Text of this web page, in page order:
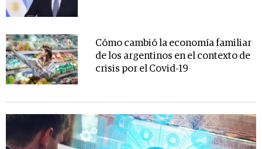
Cómo cambió la economía familiar
de los argentinos en el contexto de
crisis por el Covid-19